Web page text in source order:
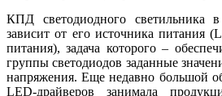
КПД светодиодного светильника в
зависит от его источника питания
питания), задача которого –
группы светодиодов заданные
напряжения. Еще недавно большой
LED-драйверов занимала